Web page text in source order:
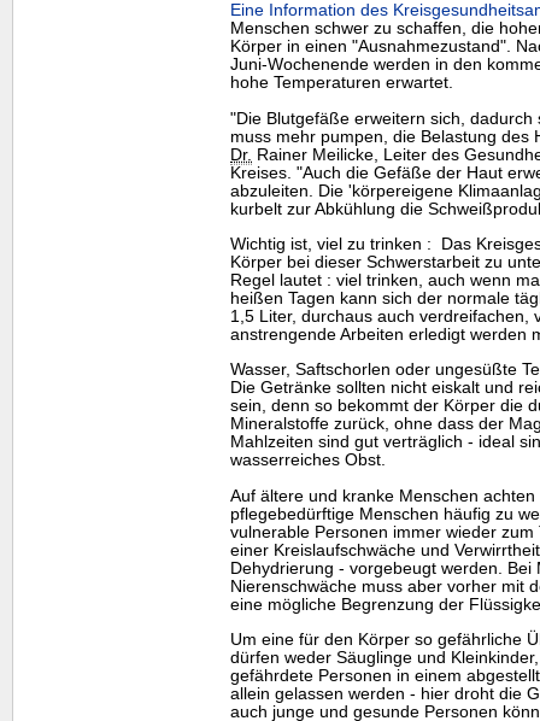
Eine Information des
Menschen schwer zu schaffen, die
Körper in einen "Ausnahmezustand".
Juni-Wochenende werden in den
hohe Temperaturen erwartet.
"Die Blutgefäße erweitern sich,
muss mehr pumpen, die Belastung des
Dr. Rainer Meilicke, Leiter des
Kreises. "Auch die Gefäße der Haut
abzuleiten. Die 'körpereigene
kurbelt zur Abkühlung die
Wichtig ist, viel zu trinken : Das
Körper bei dieser Schwerstarbeit zu
Regel lautet : viel trinken, auch wenn
heißen Tagen kann sich der normale
1,5 Liter, durchaus auch verdreifachen,
anstrengende Arbeiten erledigt werden
Wasser, Saftschorlen oder ungesüßte
Die Getränke sollten nicht eiskalt und
sein, denn so bekommt der Körper die
Mineralstoffe zurück, ohne dass der
Mahlzeiten sind gut verträglich - ideal
wasserreiches Obst.
Auf ältere und kranke Menschen
pflegebedürftige Menschen häufig zu
vulnerable Personen immer wieder
einer Kreislaufschwäche und
Dehydrierung - vorgebeugt werden. Bei
Nierenschwäche muss aber vorher mit
eine mögliche Begrenzung der
Um eine für den Körper so gefährliche
dürfen weder Säuglinge und
gefährdete Personen in einem
allein gelassen werden - hier droht die
auch junge und gesunde Personen